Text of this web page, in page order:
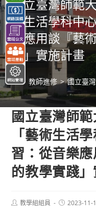
國立臺灣師範
術生活學科中
樂應用談『藝
踐」實施計畫
> 教師進修 > 國立臺
國立臺灣師
「藝術生活
習：從音樂應
的教學實踐
Post教學組組員
Post2023-11-